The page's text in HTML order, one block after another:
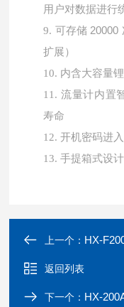
用户对数据进行
9. 可存储 20000
扩展）
10. 内含大容量
11.流量计内置
寿命
12.开机密码进
13.手提箱式设
上一个： HX-
返回列表
下一个： HX-200A